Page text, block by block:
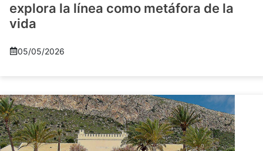
explora la línea como metáfora de la
vida
05/05/2026